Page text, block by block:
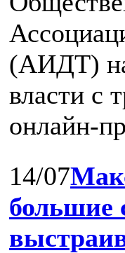
(АИДТ)
власти с
14/07